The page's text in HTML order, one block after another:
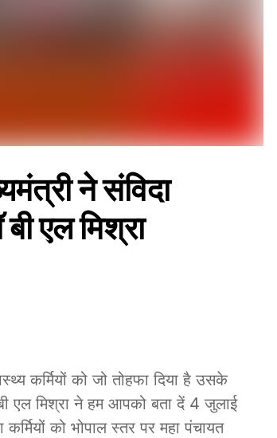
ने संविदा
बी एल मिश्रा
कर्मियों को जो तोहफा दिया है उसके
एल मिश्रा ने हम आपको बता दें 4 जुलाई
को भोपाल स्तर पर महा पंचायत